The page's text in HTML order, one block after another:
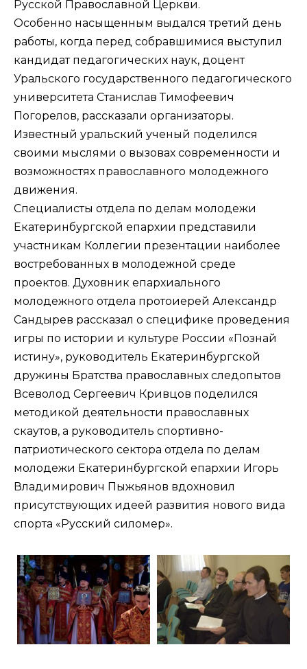
Русской Православной Церкви.
Особенно насыщенным выдался третий день
работы, когда перед собравшимися выступил
кандидат педагогических наук, доцент
Уральского государственного педагогического
университета Станислав Тимофеевич
Погорелов, рассказали организаторы.
Известный уральский ученый поделился
своими мыслями о вызовах современности и
возможностях православного молодежного
движения.
Специалисты отдела по делам молодежи
Екатеринбургской епархии представили
участникам Коллегии презентации наиболее
востребованных в молодежной среде
проектов. Духовник епархиального
молодежного отдела протоиерей Александр
Сандырев рассказал о специфике проведения
игры по истории и культуре России «Познай
истину», руководитель Екатеринбургской
дружины Братства православных следопытов
Всеволод Сергеевич Кривцов поделился
методикой деятельности православных
скаутов, а руководитель спортивно-
патриотического сектора отдела по делам
молодежи Екатеринбургской епархии Игорь
Владимирович Пыжьянов вдохновил
присутствующих идеей развития нового вида
спорта «Русский силомер».